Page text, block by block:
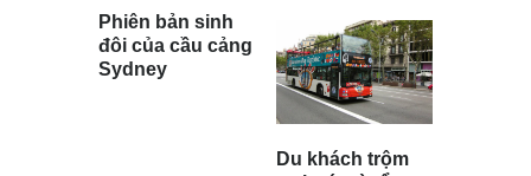
Phiên bản sinh
đôi của cầu cảng
Sydney
Du khách trộm